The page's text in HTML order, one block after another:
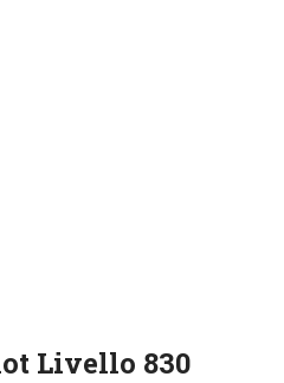
Livello 830